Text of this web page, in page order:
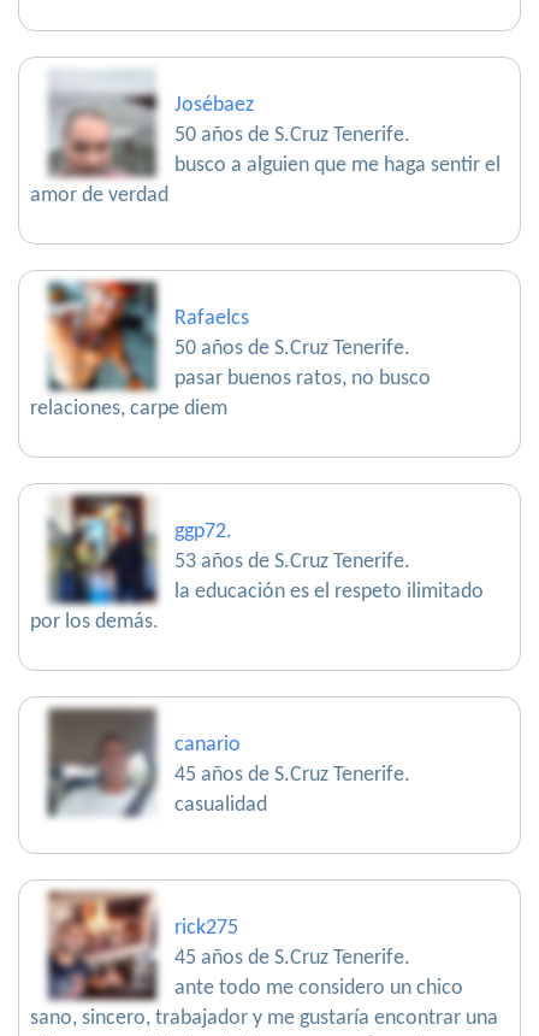
Josébaez
50 años de S.Cruz Tenerife.
busco a alguien que me haga sentir el
amor de verdad
Rafaelcs
50 años de S.Cruz Tenerife.
pasar buenos ratos, no busco
relaciones, carpe diem
ggp72.
53 años de S.Cruz Tenerife.
la educación es el respeto ilimitado
por los demás.
canario
45 años de S.Cruz Tenerife.
casualidad
rick275
45 años de S.Cruz Tenerife.
ante todo me considero un chico
sano, sincero, trabajador y me gustaría encontrar una